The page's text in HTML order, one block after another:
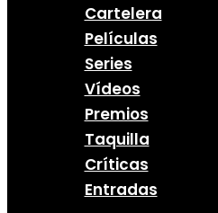
Cartelera
Películas
Series
Vídeos
Premios
Taquilla
Críticas
Entradas